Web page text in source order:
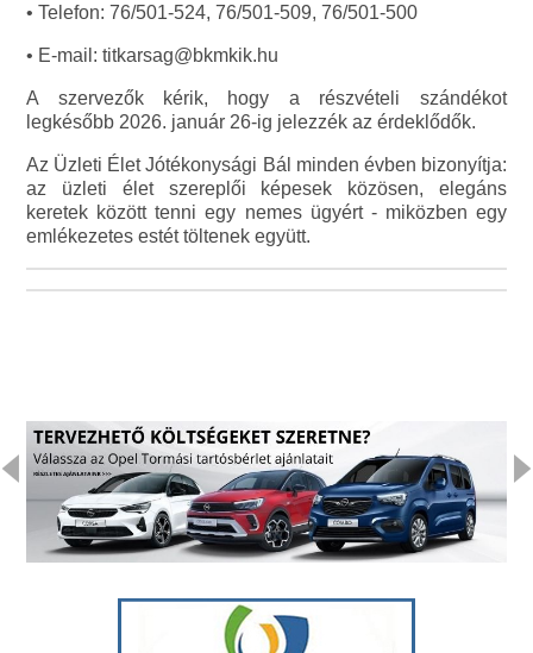
• Telefon: 76/501-524, 76/501-509, 76/501-500
• E-mail: titkarsag@bkmkik.hu
A szervezők kérik, hogy a részvételi szándékot
legkésőbb 2026. január 26-ig jelezzék az érdeklődők.
Az Üzleti Élet Jótékonysági Bál minden évben bizonyítja:
az üzleti élet szereplői képesek közösen, elegáns
keretek között tenni egy nemes ügyért - miközben egy
emlékezetes estét töltenek együtt.